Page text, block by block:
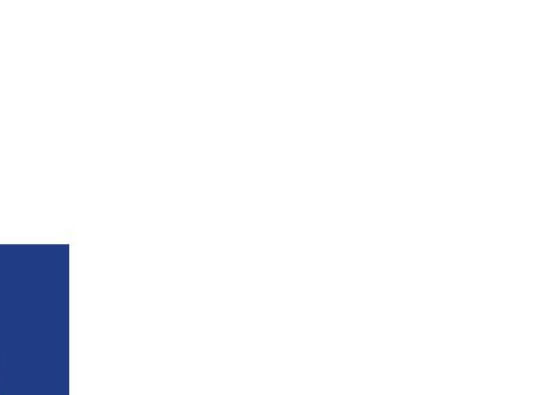
ทุกๆท่าน ขณะนี้โชว์รูมได้เปิดให้ชมอย่างเป็นทาง